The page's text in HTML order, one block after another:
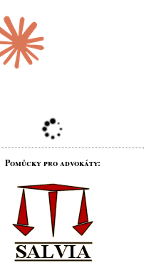
Pomůcky pro advokáty: